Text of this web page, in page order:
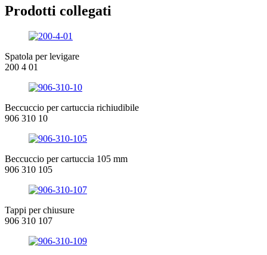
Prodotti collegati
Spatola per levigare
200 4 01
Beccuccio per cartuccia richiudibile
906 310 10
Beccuccio per cartuccia 105 mm
906 310 105
Tappi per chiusure
906 310 107